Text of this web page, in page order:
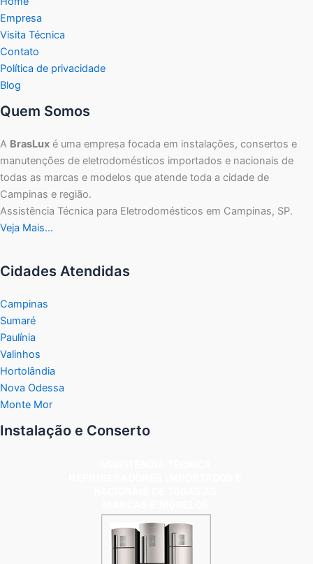
Empresa
Visita Técnica
Contato
Política de privacidade
Blog
Quem Somos
A BrasLux é uma empresa focada em instalações, consertos e
manutenções de eletrodomésticos importados e nacionais de
todas as marcas e modelos que atende toda a cidade de
Campinas e região.
Assistência Técnica para Eletrodomésticos em Campinas, SP.
Veja Mais…
Cidades Atendidas
Campinas
Sumaré
Paulínia
Valinhos
Hortolândia
Nova Odessa
Monte Mor
Instalação e Conserto